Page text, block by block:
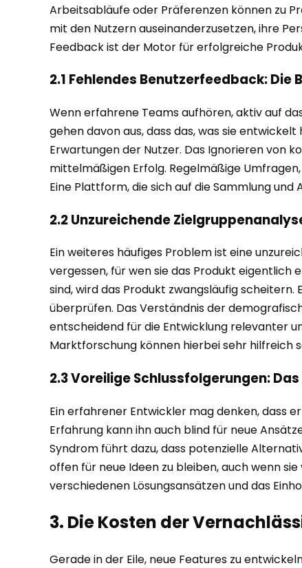
Arbeitsabläufe oder Präferenzen können zu
mit den Nutzern auseinanderzusetzen, ihre
Feedback ist der Motor für erfolgreiche
2.1 Fehlendes Benutzerfeedback:
Wenn erfahrene Teams aufhören, aktiv auf
gehen davon aus, dass das, was sie
Erwartungen der Nutzer. Das Ignorieren von
mittelmäßigen Erfolg. Regelmäßige
Eine Plattform, die sich auf die Sammlung
2.2 Unzureichende
Ein weiteres häufiges Problem ist eine
vergessen, für wen sie das Produkt eigentlich
sind, wird das Produkt zwangsläufig
überprüfen. Das Verständnis der
entscheidend für die Entwicklung relevanter
Marktforschung können hierbei sehr hilfreich
2.3 Voreilige Schlussfolgerungen:
Ein erfahrener Entwickler mag denken, dass
Erfahrung kann ihn auch blind für neue
Syndrom führt dazu, dass potenzielle
offen für neue Ideen zu bleiben, auch wenn
verschiedenen Lösungsansätzen und das
3. Die Kosten der
Gerade in der Eile, neue Features zu